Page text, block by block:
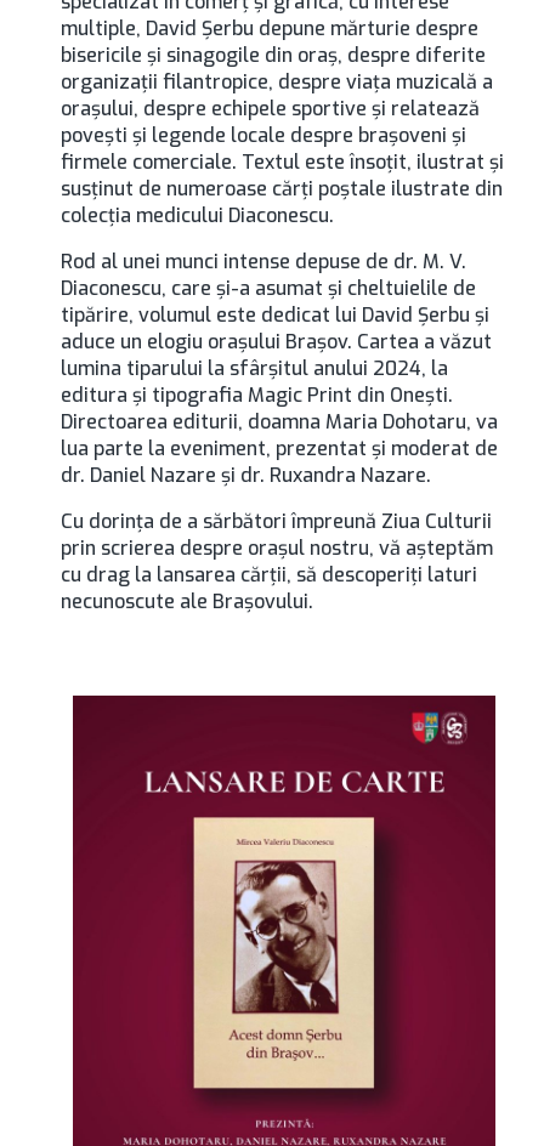
multiple, David Şerbu depune mărturie despre
bisericile şi sinagogile din oraş, despre diferite
organizaţii filantropice, despre viaţa muzicală a
oraşului, despre echipele sportive şi relatează
poveşti şi legende locale despre braşoveni şi
firmele comerciale. Textul este însoţit, ilustrat şi
susţinut de numeroase cărţi poştale ilustrate din
colecţia medicului Diaconescu.
Rod al unei munci intense depuse de dr. M. V.
Diaconescu, care şi-a asumat şi cheltuielile de
tipărire, volumul este dedicat lui David Şerbu şi
aduce un elogiu oraşului Braşov. Cartea a văzut
lumina tiparului la sfârşitul anului 2024, la
editura şi tipografia Magic Print din Oneşti.
Directoarea editurii, doamna Maria Dohotaru, va
lua parte la eveniment, prezentat şi moderat de
dr. Daniel Nazare şi dr. Ruxandra Nazare.
Cu dorinţa de a sărbători împreună Ziua Culturii
prin scrierea despre oraşul nostru, vă aşteptăm
cu drag la lansarea cărţii, să descoperiţi laturi
necunoscute ale Braşovului.